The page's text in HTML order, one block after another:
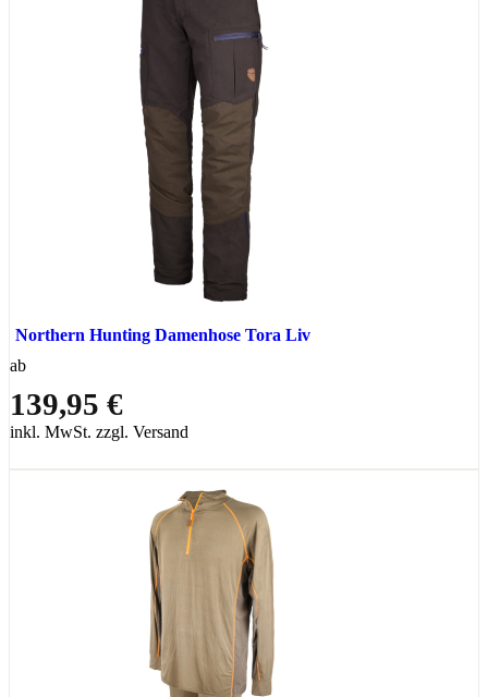
Northern Hunting Damenhose Tora Liv
ab
139,95 €
inkl. MwSt. zzgl. Versand